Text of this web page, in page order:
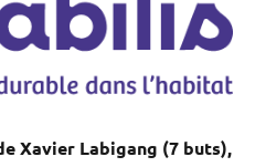
Xavier Labigang (7 buts),